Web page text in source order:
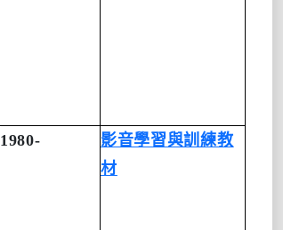
1980- 影音學習與訓練教
材